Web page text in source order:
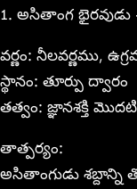
1. అసితాంగ
వర్ణం: నీలవర్ణము,
స్థానం: తూర్పు ద్వారం
తత్వం: జ్ఞానశక్తి
తాత్పర్యం:
అసితాంగుడు శబ్దాన్ని